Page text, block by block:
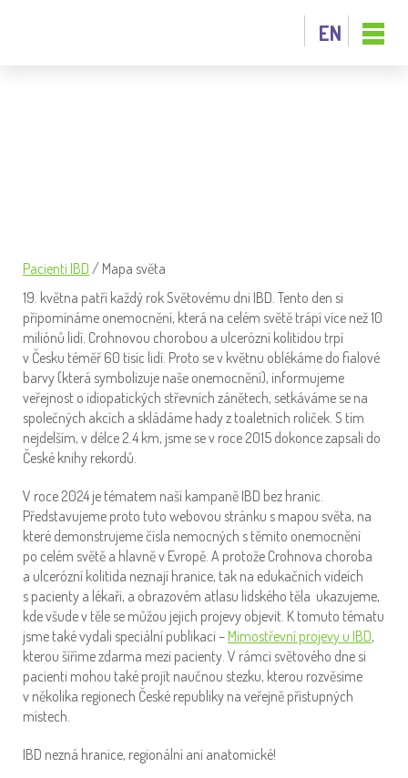
EN
Pacienti IBD / Mapa světa
19. května patří každý rok Světovému dni IBD. Tento den si
připomínáme onemocnění, která na celém světě trápí více než 10
miliónů lidí. Crohnovou chorobou a ulcerózní kolitidou trpí
v Česku téměř 60 tisíc lidí. Proto se v květnu oblékáme do fialové
barvy (která symbolizuje naše onemocnění), informujeme
veřejnost o idiopatických střevních zánětech, setkáváme se na
společných akcích a skládáme hady z toaletních roliček. S tím
nejdelším, v délce 2.4 km, jsme se v roce 2015 dokonce zapsali do
České knihy rekordů.
V roce 2024 je tématem naší kampaně IBD bez hranic.
Představujeme proto tuto webovou stránku s mapou světa, na
které demonstrujeme čísla nemocných s těmito onemocnění
po celém světě a hlavně v Evropě. A protože Crohnova choroba
a ulcerózní kolitida neznají hranice, tak na edukačních videích
s pacienty a lékaři, a obrazovém atlasu lidského těla ukazujeme,
kde všude v těle se můžou jejich projevy objevit. K tomuto tématu
jsme také vydali speciální publikaci – Mimostřevní projevy u IBD,
kterou šíříme zdarma mezi pacienty. V rámci světového dne si
pacienti mohou také projít naučnou stezku, kterou rozvěsíme
v několika regionech České republiky na veřejně přístupných
místech.
IBD nezná hranice, regionální ani anatomické!